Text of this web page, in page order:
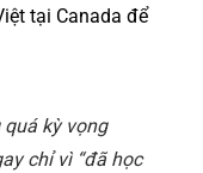
tại Canada để
kỳ vọng
chỉ vì “đã học